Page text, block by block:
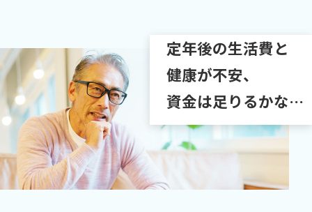
定年後の生活費と
健康が不安、
資金は足りるかな…